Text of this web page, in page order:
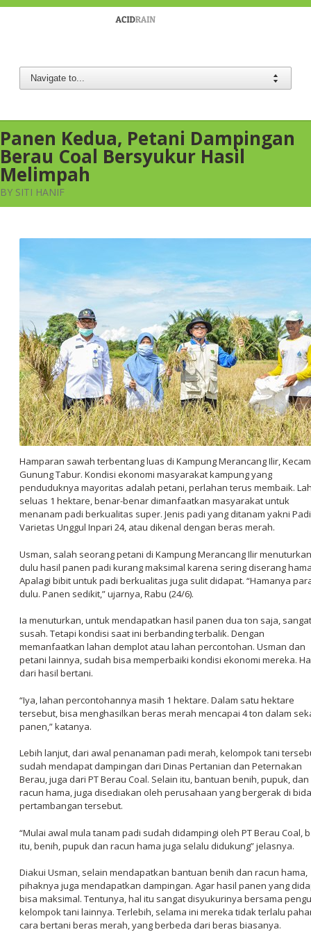
Panen Kedua, Petani Dampingan
Berau Coal Bersyukur Hasil
Melimpah
BY SITI HANIF
Hamparan sawah terbentang luas di Kampung Merancang Ilir,
Gunung Tabur. Kondisi ekonomi masyarakat kampung yang
penduduknya mayoritas adalah petani, perlahan terus membaik.
seluas 1 hektare, benar-benar dimanfaatkan masyarakat untuk
menanam padi berkualitas super. Jenis padi yang ditanam yakni Padi
Varietas Unggul Inpari 24, atau dikenal dengan beras merah.
Usman, salah seorang petani di Kampung Merancang Ilir
dulu hasil panen padi kurang maksimal karena sering diserang
Apalagi bibit untuk padi berkualitas juga sulit didapat. “Hamanya
dulu. Panen sedikit,” ujarnya, Rabu (24/6).
Ia menuturkan, untuk mendapatkan hasil panen dua ton saja, sangat
susah. Tetapi kondisi saat ini berbanding terbalik. Dengan
memanfaatkan lahan demplot atau lahan percontohan. Usman dan
petani lainnya, sudah bisa memperbaiki kondisi ekonomi mereka.
dari hasil bertani.
“Iya, lahan percontohannya masih 1 hektare. Dalam satu hektare
tersebut, bisa menghasilkan beras merah mencapai 4 ton dalam
panen,” katanya.
Lebih lanjut, dari awal penanaman padi merah, kelompok tani
sudah mendapat dampingan dari Dinas Pertanian dan Peternakan
Berau, juga dari PT Berau Coal. Selain itu, bantuan benih, pupuk, dan
racun hama, juga disediakan oleh perusahaan yang bergerak di
pertambangan tersebut.
“Mulai awal mula tanam padi sudah didampingi oleh PT Berau Coal,
itu, benih, pupuk dan racun hama juga selalu didukung” jelasnya.
Diakui Usman, selain mendapatkan bantuan benih dan racun hama,
pihaknya juga mendapatkan dampingan. Agar hasil panen yang
bisa maksimal. Tentunya, hal itu sangat disyukurinya bersama
kelompok tani lainnya. Terlebih, selama ini mereka tidak terlalu
cara bertani beras merah, yang berbeda dari beras biasanya.